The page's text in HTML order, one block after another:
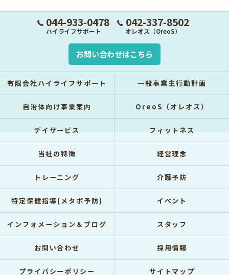
044-933-0478
ハイライフサポート
042-337-8502
オレオス（OreoS）
お問い合わせはこちら
有限会社ハイライフサポート 一般事業主行動計画
自治体向け事業案内 OreoS（オレオス）
デイサービス フィットネス
当社の特徴 経営理念
トレーニング 介護予防
特定保健指導(メタボ予防) イベント
インフォメーション＆ブログ スタッフ
お問い合わせ 採用情報
プライバシーポリシー サイトマップ